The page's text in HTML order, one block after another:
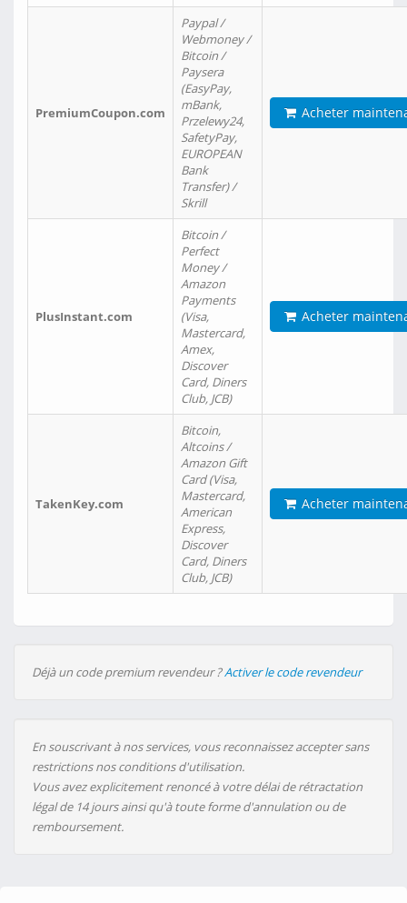
PremiumCoupon.com
Paypal /
Webmoney /
Bitcoin /
Paysera
(EasyPay,
mBank,
Przelewy24,
SafetyPay,
EUROPEAN
Bank
Transfer) /
Skrill
Acheter
PlusInstant.com
Bitcoin /
Perfect
Money /
Amazon
Payments
(Visa,
Mastercard,
Amex,
Discover
Card, Diners
Club, JCB)
Acheter
TakenKey.com
Bitcoin,
Altcoins /
Amazon Gift
Card (Visa,
Mastercard,
American
Express,
Discover
Card, Diners
Club, JCB)
Acheter
Déjà un code premium revendeur ?Activer le code revendeur
En souscrivant à nos services, vous reconnaissez accepter sans
restrictions nos conditions d'utilisation.
Vous avez explicitement renoncé à votre délai de rétractation
légal de 14 jours ainsi qu'à toute forme d'annulation ou de
remboursement.